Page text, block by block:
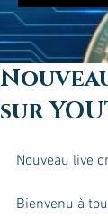
sur
Nouveau live
Bienvenu à